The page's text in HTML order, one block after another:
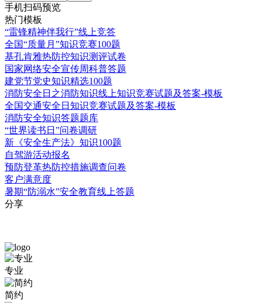
手机扫码预览
热门模板
“雷锋精神伴我行”线上竞答
全国“质量月”知识竞赛100题
基孔肯雅热防控知识测评试卷
国家网络安全宣传周科普答题
建党节党史知识精选100题
消防安全日之消防知识线上知识竞赛试题及答案-模板
全国交通安全日知识竞赛试题及答案-模板
消防安全知识答题题库
“世界读书日”问卷调研
新《安全生产法》知识100题
自驾游活动报名
预防登革热防控措施调查问卷
客户满意度
暑期“防溺水”安全教育线上答题
分享
问
卷
校
园
专业
简约